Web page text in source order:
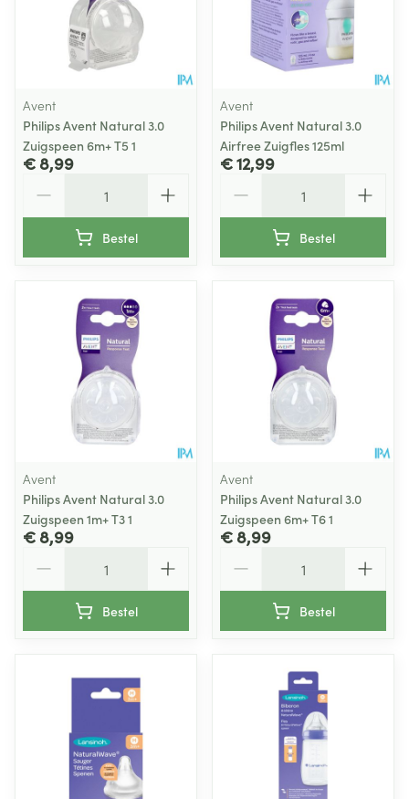
Avent
Philips Avent Natural 3.0
Zuigspeen 6m+ T5 1
€ 8,99
Bestel
Avent
Philips Avent Natural 3.0
Airfree Zuigfles 125ml
€ 12,99
Bestel
Avent
Philips Avent Natural 3.0
Zuigspeen 1m+ T3 1
€ 8,99
Bestel
Avent
Philips Avent Natural 3.0
Zuigspeen 6m+ T6 1
€ 8,99
Bestel